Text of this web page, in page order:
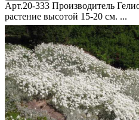
Арт.20-333 Производитель
растение высотой 15-20 см. ...